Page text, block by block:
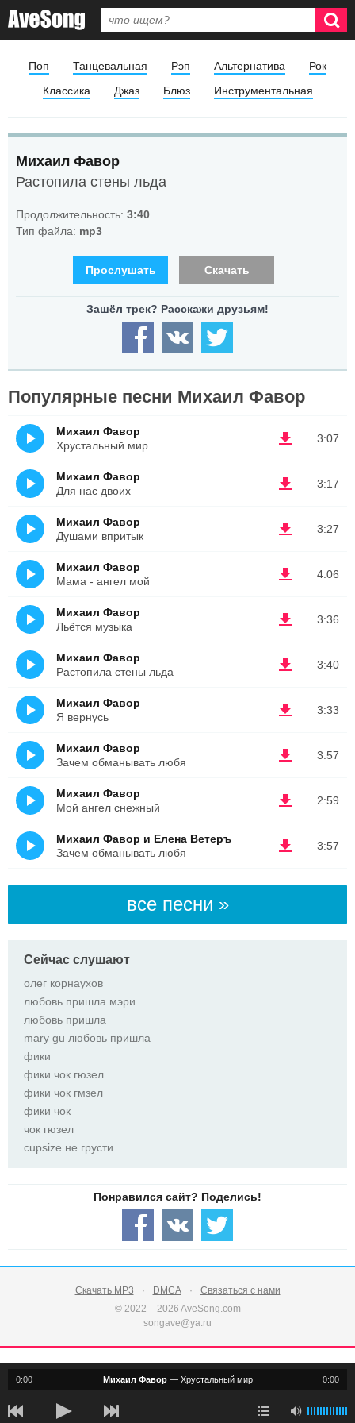
Поп Танцевальная Рэп Альтернатива
Рок
Классика
Джаз Блюз Инструментальная
Михаил Фавор
Растопила стены льда
Продолжительность: 3:40
Тип файла: mp3
Прослушать Скачать
Популярные песни Михаил Фавор
3:07
Михаил Фавор
Хрустальный мир
3:17
Михаил Фавор
Для нас двоих
3:27
Михаил Фавор
Душами впритык
4:06
Михаил Фавор
Мама - ангел мой
3:36
Михаил Фавор
Льётся музыка
3:40
Михаил Фавор
Растопила стены льда
3:33
Михаил Фавор
Я вернусь
3:57
Михаил Фавор
Зачем обманывать любя
2:59
Михаил Фавор
Мой ангел снежный
3:57
Михаил Фавор и Елена Ветеръ
Зачем обманывать любя
все песни »
Сейчас слушают
олег корнаухов
любовь пришла мэри
любовь пришла
mary gu любовь пришла
фики
фики чок гюзел
фики чок гмзел
фики чок
чок гюзел
cupsize не грусти
Скачать MP3 DMCA
Связаться с нами
© 2022 – 2026 AveSong.com
songave@ya.ru
0:00 0:00
Михаил Фавор — Хрустальный мир